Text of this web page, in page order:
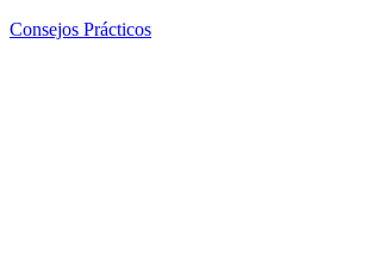
Consejos Prácticos